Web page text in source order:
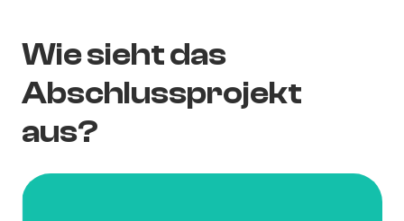
Wie sieht das
Abschlussprojekt
aus?